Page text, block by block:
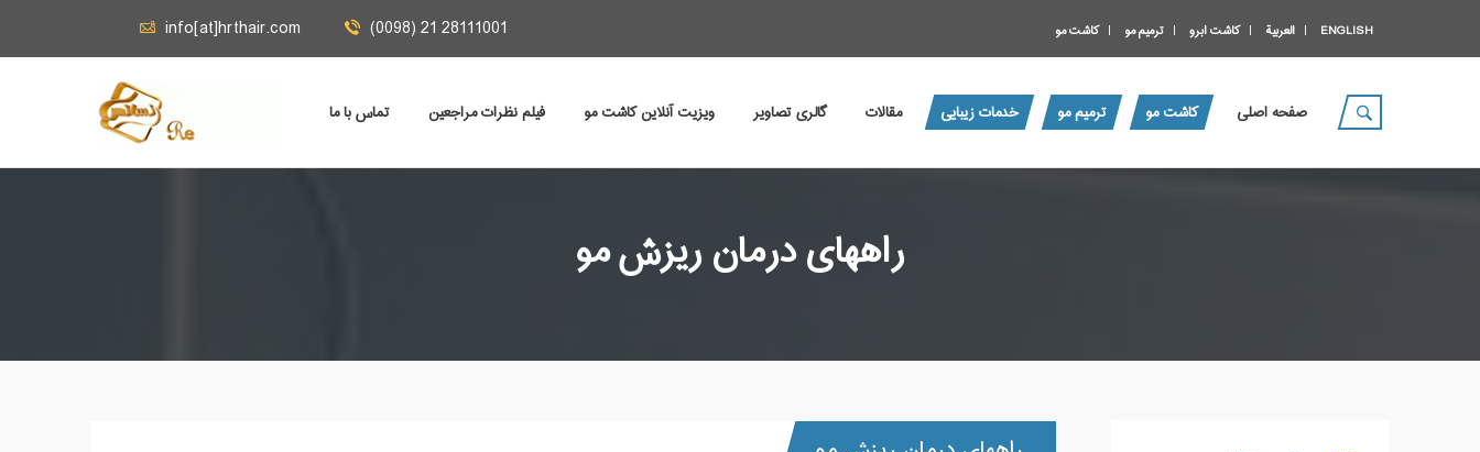
info[at]hrthair.com (0098) 21 28111001 کاشت مو ترمیم مو کاشت ابرو العربية ENGLISH
صفحه اصلی کاشت مو ترمیم مو خدمات زیبایی مقالات گالری تصاویر ویزیت آنلاین کاشت مو فیلم نظرات مراجعين تماس با ما
راههای درمان ریزش مو